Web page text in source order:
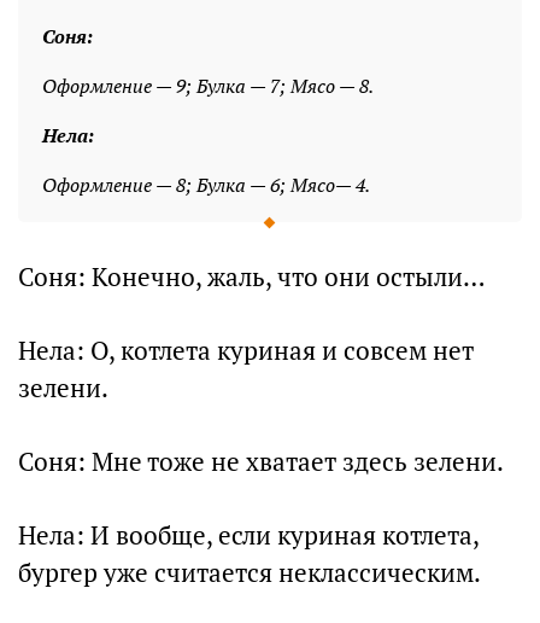
Соня:
Оформление — 9; Булка — 7; Мясо — 8.
Нела:
Оформление — 8; Булка — 6; Мясо— 4.
Соня: Конечно, жаль, что они остыли…
Нела: О, котлета куриная и совсем нет
зелени.
Соня: Мне тоже не хватает здесь зелени.
Нела: И вообще, если куриная котлета,
бургер уже считается неклассическим.